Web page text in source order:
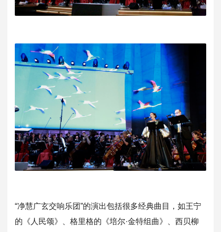
“净慧广玄交响乐团”的演出包括很多经典曲目，如王宁
的《人民颂》、格里格的《培尔·金特组曲》、西贝柳